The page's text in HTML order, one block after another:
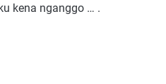
kena nganggo … .